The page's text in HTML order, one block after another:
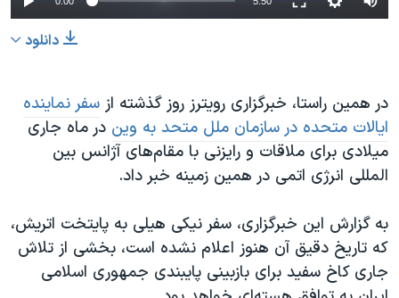
دانلود
در همین راستا، خبرگزاری رویترز روز گذشته از سفر نماینده
ایالات متحده در سازمان ملل متحد به وین در ماه جاری
میلادی برای ملاقات و رایزنی با مقام‌های آژانس بین
المللی انرژی اتمی در همین زمینه خبر داد.
به گزارش این خبرگزاری، سفر نیکی هیلی به پایتخت اتریش،
که تاریخ دقیق آن هنوز اعلام نشده است، بخشی از تلاش
جاری کاخ سفید برای بازبینی پایبندی جمهوری اسلامی